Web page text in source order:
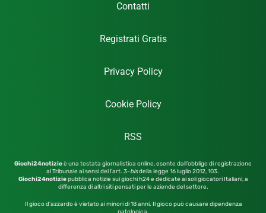
Contatti
Registrati Gratis
Privacy Policy
Cookie Policy
RSS
Giochi24notizieè una testata giornalistica online, esente dall’obbligo di registrazione
al Tribunale ai sensi del l’art. 3-bisdella legge 16 luglio 2012,103.
Giochi24notiziepubblica notizie sui giochi h24 e dedicate ai soli giocatori Italiani, a
differenza di altri siti pensati per le aziende del settore.
Il gioco d’azzardo è vietato ai minori di 18 anni. Il gioco può causare dipendenza